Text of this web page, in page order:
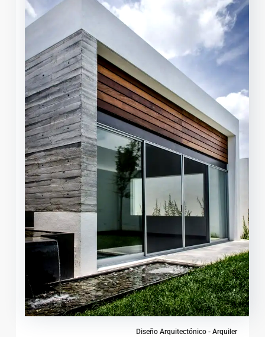
Diseño Arquitectónico - Arquiler